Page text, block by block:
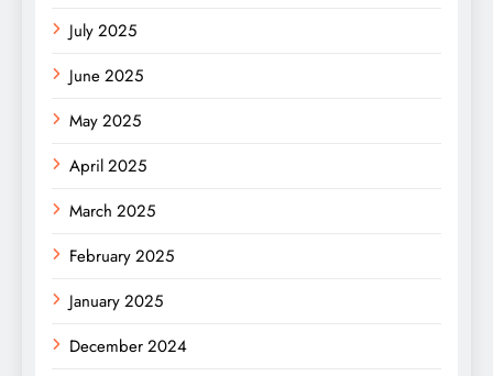
July 2025
June 2025
May 2025
April 2025
March 2025
February 2025
January 2025
December 2024